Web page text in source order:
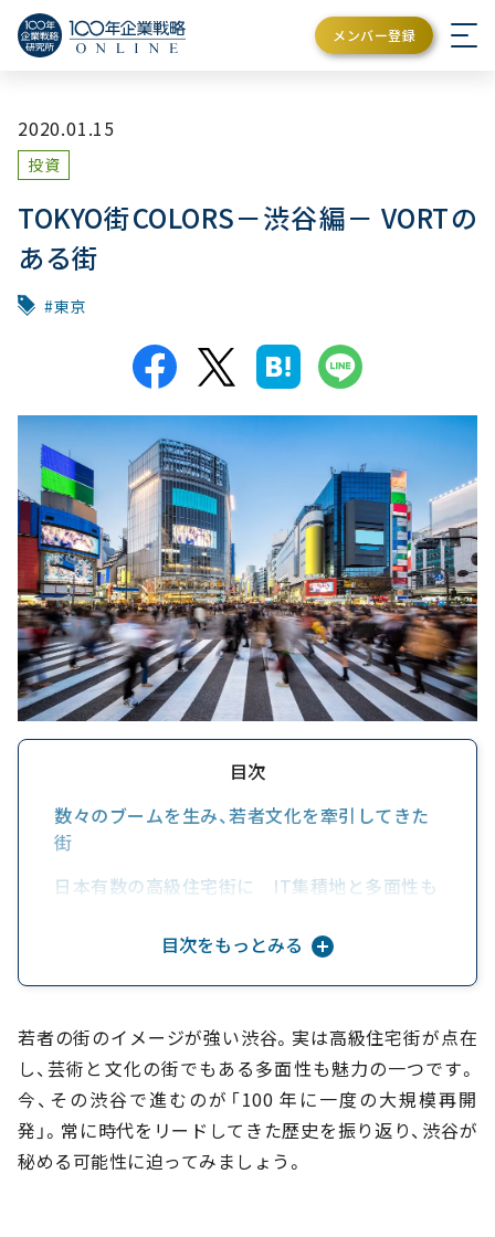
メンバー登録
2020.01.15
投資
TOKYO街COLORS－渋谷編－ VORTの
ある街
東京
目次
数々のブームを生み、若者文化を牽引してきた
街
日本有数の高級住宅街に IT集積地と多面性も
大規模再開発が導く 渋谷の街のさらなる可能
性
目次をもっとみる
若者の街のイメージが強い渋谷。実は高級住宅街が点在
し、芸術と文化の街でもある多面性も魅力の一つです。
今、その渋谷で進むのが「100 年に一度の大規模再開
発」。常に時代をリードしてきた歴史を振り返り、渋谷が
秘める可能性に迫ってみましょう。